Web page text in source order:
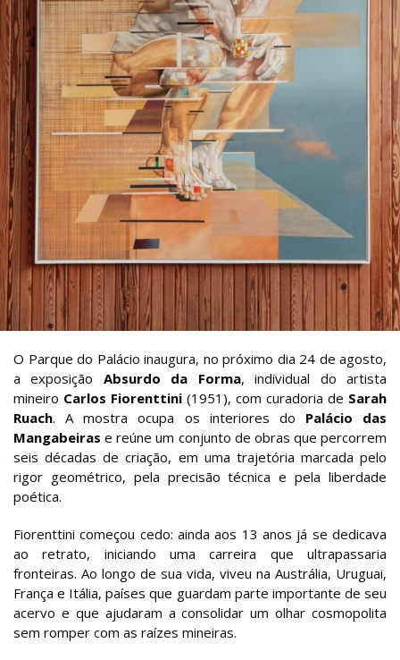
O Parque do Palácio inaugura, no próximo dia 24 de agosto,
a exposição Absurdo da Forma, individual do artista
mineiro Carlos Fiorenttini (1951), com curadoria de Sarah
Ruach. A mostra ocupa os interiores do Palácio das
Mangabeiras e reúne um conjunto de obras que percorrem
seis décadas de criação, em uma trajetória marcada pelo
rigor geométrico, pela precisão técnica e pela liberdade
poética.
Fiorenttini começou cedo: ainda aos 13 anos já se dedicava
ao retrato, iniciando uma carreira que ultrapassaria
fronteiras. Ao longo de sua vida, viveu na Austrália, Uruguai,
França e Itália, países que guardam parte importante de seu
acervo e que ajudaram a consolidar um olhar cosmopolita
sem romper com as raízes mineiras.